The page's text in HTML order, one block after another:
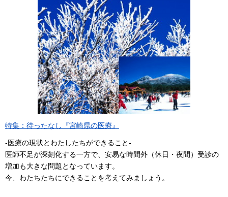
特集：待ったなし『宮崎県の医療』
-医療の現状とわたしたちができること-
医師不足が深刻化する一方で、安易な時間外（休日・夜間）受診の
増加も大きな問題となっています。
今、わたちたちにできることを考えてみましょう。